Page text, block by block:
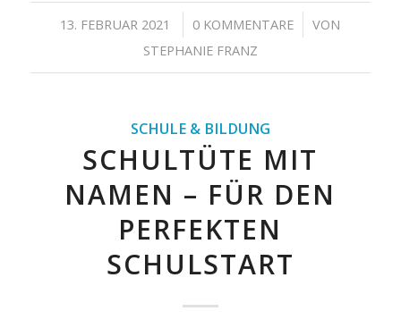
13. FEBRUAR 2021
/ 0 KOMMENTARE
/
VON
STEPHANIE FRANZ
SCHULE & BILDUNG
SCHULTÜTE MIT
NAMEN – FÜR DEN
PERFEKTEN
SCHULSTART